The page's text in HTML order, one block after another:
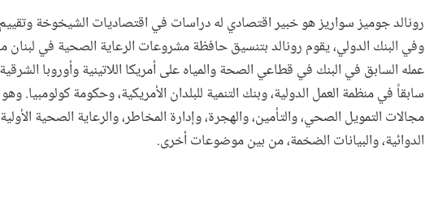
رونالد جوميز سواريز هو خبير اقتصادي له دراسات في اقتصاديات الشيخوخة وتقييم
عمله السابق في البنك في قطاعي الصحة والمياه على أمريكا اللاتينية وأوروبا
سابقاً في منظمة العمل الدولية، وبنك التنمية للبلدان الأمريكية، وحكومة كولومبيا.
مجالات التمويل الصحي، والتأمين، والهجرة، وإدارة المخاطر، والرعاية الصحية
الدوائية، والبيانات الضخمة، من بين موضوعات أخرى.